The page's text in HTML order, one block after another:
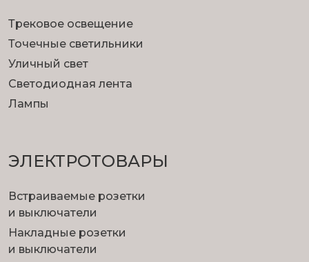
Трековое освещение
Точечные светильники
Уличный свет
Светодиодная лента
Лампы
ЭЛЕКТРОТОВАРЫ
Встраиваемые розетки
и выключатели
Накладные розетки
и выключатели